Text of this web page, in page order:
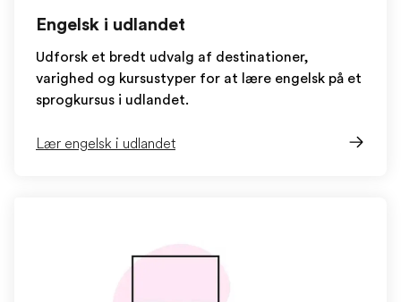
Engelsk i udlandet
Udforsk et bredt udvalg af destinationer,
varighed og kursustyper for at lære engelsk på et
sprogkursus i udlandet.
Lær engelsk i udlandet